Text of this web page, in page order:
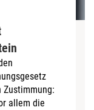
Zustimmung:
allem die